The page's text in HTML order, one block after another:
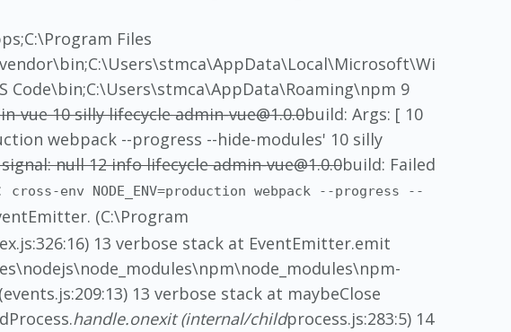
Files
Code\bin;C:\Users\stmca\AppData\Roaming\npm 9
vue 10 silly lifecycle admin-vue@1.0.0build: Args: [ 10
webpack --progress --hide-modules' 10 silly
null 12 info lifecycle admin-vue@1.0.0build: Failed
cross-env NODE_ENV=production webpack --progress --
(C:\Program
13 verbose stack at EventEmitter.emit
13 verbose stack at maybeClose
handle.onexit (internal/childprocess.js:283:5) 14